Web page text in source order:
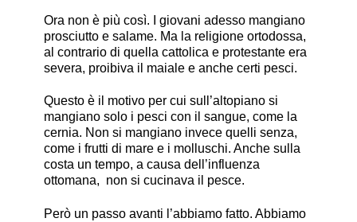
Ora non è più così. I giovani adesso mangiano
prosciutto e salame. Ma la religione ortodossa,
al contrario di quella cattolica e protestante era
severa, proibiva il maiale e anche certi pesci.
Questo è il motivo per cui sull’altopiano si
mangiano solo i pesci con il sangue, come la
cernia. Non si mangiano invece quelli senza,
come i frutti di mare e i molluschi. Anche sulla
costa un tempo, a causa dell’influenza
ottomana, non si cucinava il pesce.
Però un passo avanti l’abbiamo fatto. Abbiamo